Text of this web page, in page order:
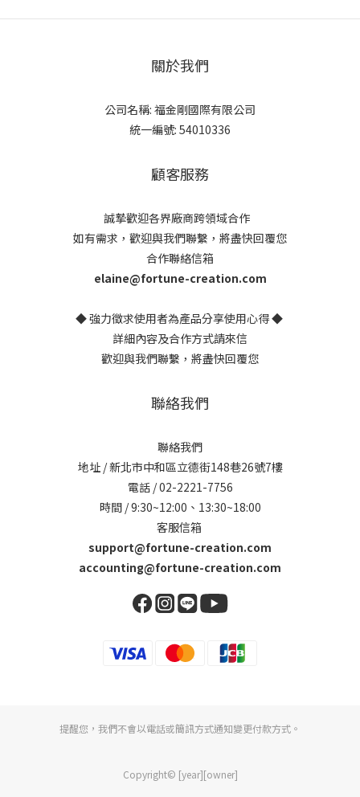
關於我們
公司名稱: 福金剛國際有限公司
統一編號: 54010336
顧客服務
誠摯歡迎各界廠商跨領域合作
如有需求，歡迎與我們聯繫，將盡快回覆您
合作聯絡信箱
elaine@fortune-creation.com
◆ 強力徵求使用者為產品分享使用心得 ◆
詳細內容及合作方式請來信
歡迎與我們聯繫，將盡快回覆您
聯絡我們
聯絡我們
地址 / 新北市中和區立德街148巷26號7樓
電話 / 02-2221-7756
時間 / 9:30~12:00、13:30~18:00
客服信箱
support@fortune-creation.com
accounting@fortune-creation.com
提醒您，我們不會以電話或簡訊方式通知變更付款方式。
Copyright© [year][owner]